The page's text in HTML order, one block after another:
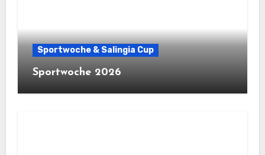
Sportwoche & Salingia Cup
Sportwoche 2026